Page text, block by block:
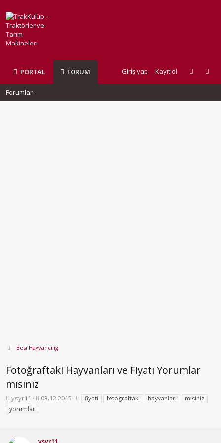
PORTAL FORUM Giriş yap Kayıt ol
Forumlar
Besi Hayvancılığı
Fotoğraftaki Hayvanları ve Fiyatı Yorumlar
mısınız
K
o
ysyr11
B
03.12.2015 fiyati fotograftaki hayvanlari
misiniz
yorumlar
ysyr11